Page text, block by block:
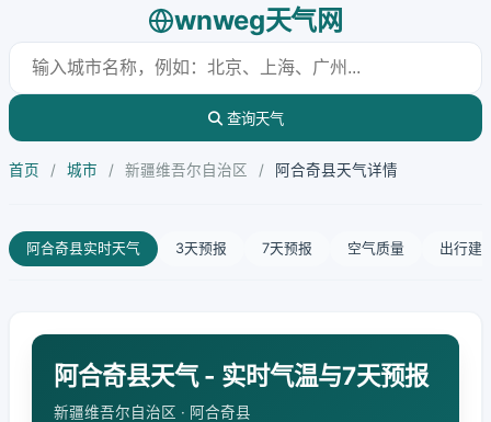
wnweg天气网
查询天气
首页 / 城市 / 新疆维吾尔自治区 / 阿合奇县天气详情
阿合奇县实时天气 3天预报 7天预报 空气质量 出行建
阿合奇县天气 - 实时气温与7天预报
新疆维吾尔自治区 · 阿合奇县